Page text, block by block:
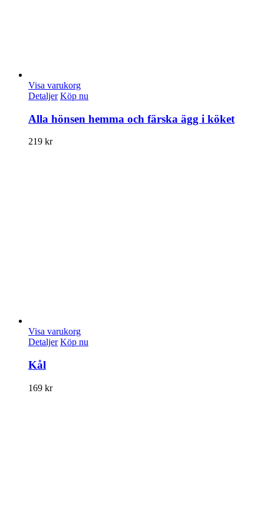
Visa varukorg
Detaljer Köp nu
Alla hönsen hemma och färska ägg i köket
219 kr
Visa varukorg
Detaljer Köp nu
Kål
169 kr